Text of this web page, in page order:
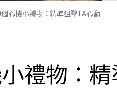
個心機小禮物：精準狙擊TA心動
禮物：